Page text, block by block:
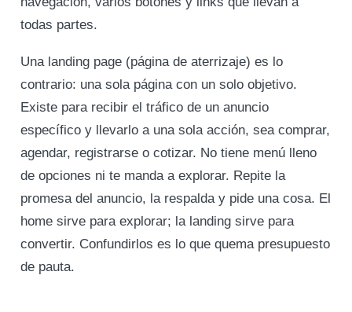
todas partes.
Una landing page (página de aterrizaje) es lo
contrario: una sola página con un solo objetivo.
Existe para recibir el tráfico de un anuncio
específico y llevarlo a una sola acción, sea comprar,
agendar, registrarse o cotizar. No tiene menú lleno
de opciones ni te manda a explorar. Repite la
promesa del anuncio, la respalda y pide una cosa. El
home sirve para explorar; la landing sirve para
convertir. Confundirlos es lo que quema presupuesto
de pauta.